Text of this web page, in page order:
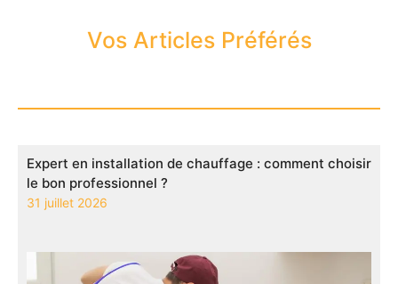
Vos Articles Préférés
Expert en installation de chauffage : comment choisir
le bon professionnel ?
31 juillet 2026